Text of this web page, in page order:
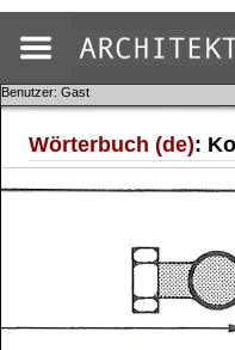
Benutzer: Gast
Wörterbuch (de):